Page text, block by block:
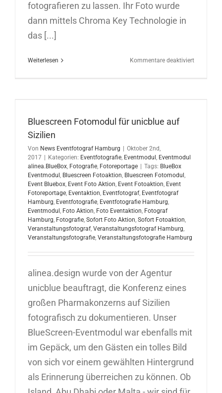
fotografieren zu lassen. Ihr Foto wurde
dann mittels Chroma Key Technologie in
das [...]
Weiterlesen Kommentare deaktiviertfür
Bluescreen Fotomodul für unicblue auf
Sizilien
Von News Eventfotograf Hamburg
Oktober 2nd,
2017
Kategorien: Eventfotografie, Eventmodul , Eventmodul
alinea.BlueBox, Fotografie, Fotoreportage Tags: BlueBox
Eventmodul , Bluescreen Fotoaktion, Bluescreen Fotomodul ,
Event Bluebox, Event Foto Aktion, Event Fotoaktion, Event
Fotoreportage, Eventaktion, Eventfotograf, Eventfotograf
Hamburg, Eventfotografie, Eventfotografie Hamburg,
Eventmodul , Foto Aktion, Foto Eventaktion, Fotograf
Hamburg, Fotografie, Sofort Foto Aktion, Sofort Fotoaktion,
Veranstaltungsfotograf, Veranstaltungsfotograf Hamburg,
Veranstaltungsfotografie, Veranstaltungsfotografie Hamburg
alinea.design wurde von der Agentur
unicblue beauftragt, die Konferenz eines
großen Pharmakonzerns auf Sizilien
fotografisch zu dokumentieren. Unser
BlueScreen-Eventmodul war ebenfalls mit
im Gepäck, um den Gästen ein tolles Bild
von sich vor einem gewählten Hintergrund
als Erinnerung überreichen zu können. Ob